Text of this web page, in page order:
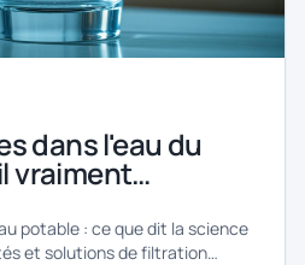
dans l'eau du
vraiment
potable : ce que dit la science
et solutions de filtration